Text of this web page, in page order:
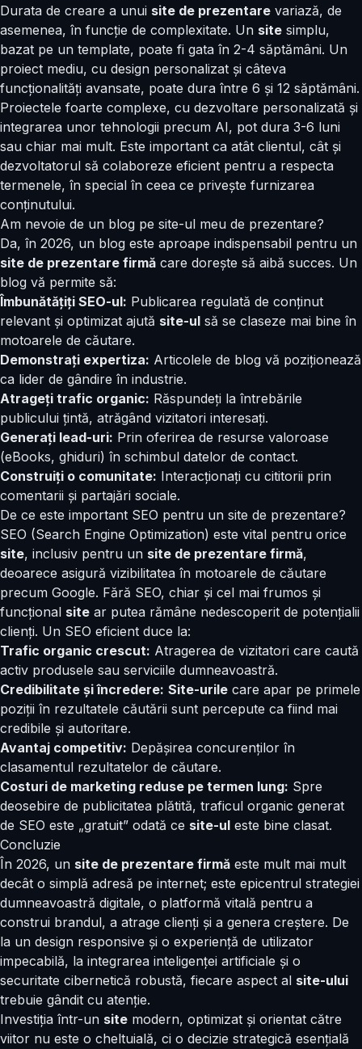
Durata de creare a unui site de prezentare variază, de
asemenea, în funcție de complexitate. Un site simplu,
bazat pe un template, poate fi gata în 2-4 săptămâni. Un
proiect mediu, cu design personalizat și câteva
funcționalități avansate, poate dura între 6 și 12 săptămâni.
Proiectele foarte complexe, cu dezvoltare personalizată și
integrarea unor tehnologii precum AI, pot dura 3-6 luni
sau chiar mai mult. Este important ca atât clientul, cât și
dezvoltatorul să colaboreze eficient pentru a respecta
termenele, în special în ceea ce privește furnizarea
conținutului.
Am nevoie de un blog pe site-ul meu de prezentare?
Da, în 2026, un blog este aproape indispensabil pentru un
site de prezentare firmă care dorește să aibă succes. Un
blog vă permite să:
Îmbunătățiți SEO-ul: Publicarea regulată de conținut
relevant și optimizat ajută site-ul să se claseze mai bine în
motoarele de căutare.
Demonstrați expertiza: Articolele de blog vă poziționează
ca lider de gândire în industrie.
Atrageți trafic organic: Răspundeți la întrebările
publicului țintă, atrăgând vizitatori interesați.
Generați lead-uri: Prin oferirea de resurse valoroase
(eBooks, ghiduri) în schimbul datelor de contact.
Construiți o comunitate: Interacționați cu cititorii prin
comentarii și partajări sociale.
De ce este important SEO pentru un site de prezentare?
SEO (Search Engine Optimization) este vital pentru orice
site, inclusiv pentru un site de prezentare firmă,
deoarece asigură vizibilitatea în motoarele de căutare
precum Google. Fără SEO, chiar și cel mai frumos și
funcțional site ar putea rămâne nedescoperit de potențialii
clienți. Un SEO eficient duce la:
Trafic organic crescut: Atragerea de vizitatori care caută
activ produsele sau serviciile dumneavoastră.
Credibilitate și încredere: Site-urile care apar pe primele
poziții în rezultatele căutării sunt percepute ca fiind mai
credibile și autoritare.
Avantaj competitiv: Depășirea concurenților în
clasamentul rezultatelor de căutare.
Costuri de marketing reduse pe termen lung: Spre
deosebire de publicitatea plătită, traficul organic generat
de SEO este „gratuit” odată ce site-ul este bine clasat.
Concluzie
În 2026, un site de prezentare firmă este mult mai mult
decât o simplă adresă pe internet; este epicentrul strategiei
dumneavoastră digitale, o platformă vitală pentru a
construi brandul, a atrage clienți și a genera creștere. De
la un design responsive și o experiență de utilizator
impecabilă, la integrarea inteligenței artificiale și o
securitate cibernetică robustă, fiecare aspect al site-ului
trebuie gândit cu atenție.
Investiția într-un site modern, optimizat și orientat către
viitor nu este o cheltuială, ci o decizie strategică esențială